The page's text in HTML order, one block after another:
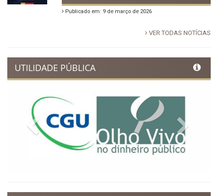
Publicado em: 9 de março de 2026
VER TODAS NOTÍCIAS
UTILIDADE PÚBLICA
Previous